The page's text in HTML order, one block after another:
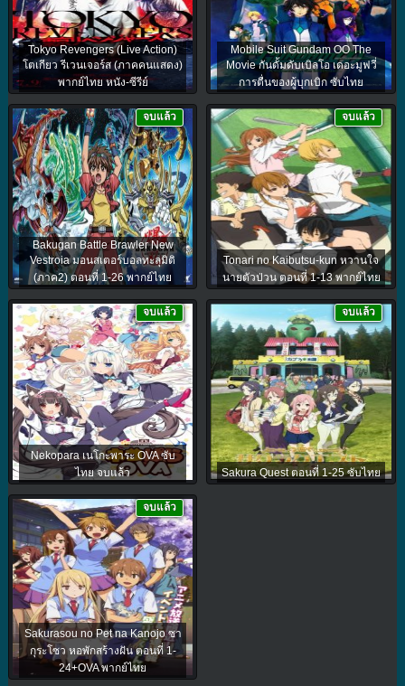
Tokyo Revengers (Live Action)
โตเกียว รีเวนเจอร์ส (ภาคคนแสดง)
พากย์ไทย หนัง-ซีรีย์
Mobile Suit Gundam OO The
Movie กันดั้มดับเบิลโอ เดอะมูฟวี่
การตื่นของผู้บุกเบิก ซับไทย
Bakugan Battle Brawler New
Vestroia มอนสเตอร์บอลทะลุมิติ
(ภาค2) ตอนที่ 1-26 พากย์ไทย
จบแล้ว
Tonari no Kaibutsu-kun หวานใจ
นายตัวป่วน ตอนที่ 1-13 พากย์ไทย
จบแล้ว
Nekopara เนโกะพาระ OVA ซับ
ไทย จบแล้ว
จบแล้ว
Sakura Quest ตอนที่ 1-25 ซับไทย
จบแล้ว
Sakurasou no Pet na Kanojo ซา
กุระโซว หอพักสร้างฝัน ตอนที่ 1-
24+OVA พากย์ไทย
จบแล้ว